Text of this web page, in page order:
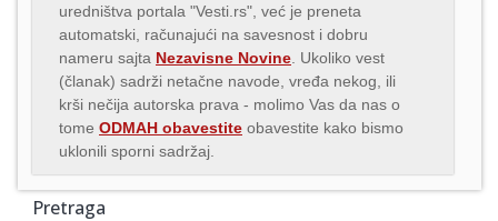
uredništva portala "Vesti.rs", već je preneta
automatski, računajući na savesnost i dobru
nameru sajta Nezavisne Novine . Ukoliko vest
(članak) sadrži netačne navode, vređa nekog, ili
krši nečija autorska prava - molimo Vas da nas o
tome ODMAH obavestite obavestite kako bismo
uklonili sporni sadržaj.
Pretraga